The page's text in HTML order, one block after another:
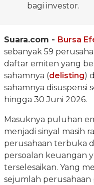
bagi investor.
Suara.com - Bursa
sebanyak 59
daftar emiten yang
sahamnya (delisting)
sahamnya disuspensi
hingga 30 Juni 2026.
Masuknya puluhan
menjadi sinyal masih
perusahaan terbuka
persoalan keuangan
terselesaikan. Yang
sejumlah perusahaan